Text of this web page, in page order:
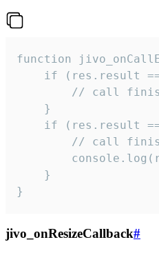
function
if (res.result
// call
    }
if (res.result
// call
    }
}
jivo_onResizeCallback#